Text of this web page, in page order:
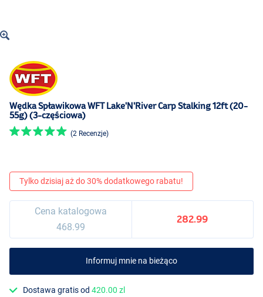
Wędka Spławikowa WFT Lake'N'River Carp Stalking 12ft (20-
55g) (3-częściowa)
(2 Recenzje)
Tylko dzisiaj aż do 30% dodatkowego rabatu!
Cena katalogowa
468.99
282.99
Informuj mnie na bieżąco
Dostawa gratis od420.00 zl